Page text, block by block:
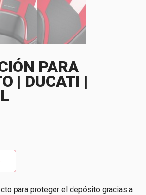
PARA
| DUCATI |
para proteger el depósito gracias a